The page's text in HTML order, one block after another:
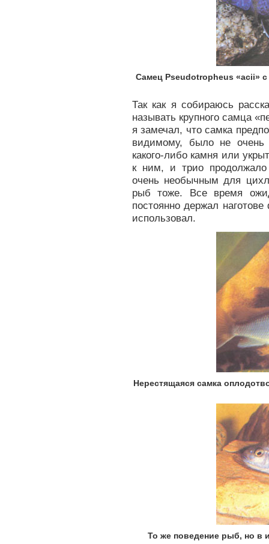
Самец Pseudotropheus «асii»
Так как я собираюсь
называть крупного самца
я замечал, что самка
видимому, было не очень
какого-либо камня или
к ним, и трио продолжало
очень необычным для
рыб тоже. Все время
постоянно держал
использовал.
Нерестящаяся самка
То же поведение рыб, но в